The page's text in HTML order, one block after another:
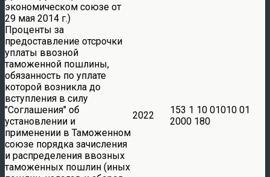
экономическом союзе от
29 мая 2014 г.)
Проценты за
предоставление отсрочки
уплаты ввозной
таможенной пошлины,
обязанность по уплате
которой возникла до
вступления в силу
Соглашения об
установлении и
применении в Таможенном
союзе порядка зачисления
и распределения ввозных
таможенных пошлин (иных
2022
153 1 10 01010 01
2000 180